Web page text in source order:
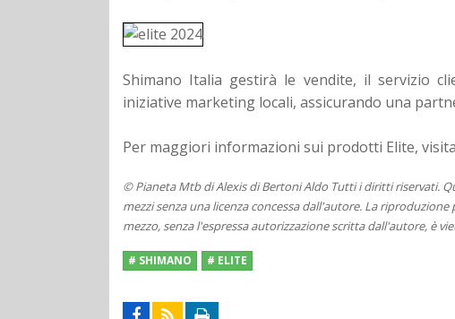
Shimano Italia gestirà le vendite, il servizio
iniziative marketing locali, assicurando una
Per maggiori informazioni sui prodotti Elite,
© Pianeta Mtb di Alexis di Bertoni Aldo Tutti i diritti riservati.
mezzi senza una licenza concessa dall'autore. La
mezzo, senza l'espressa autorizzazione scritta dall'autore, è
# SHIMANO # ELITE